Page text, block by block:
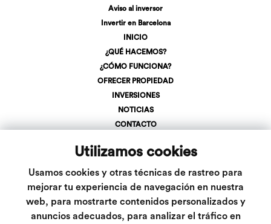
Utilizamos cookies
Usamos cookies y otras técnicas de rastreo para
mejorar tu experiencia de navegación en nuestra
web, para mostrarte contenidos personalizados y
anuncios adecuados, para analizar el tráfico en
Aviso al inversor
Invertir en Barcelona
INICIO
¿QUÉ HACEMOS?
¿CÓMO FUNCIONA?
OFRECER PROPIEDAD
INVERSIONES
NOTICIAS
CONTACTO
LOGIN
+34 623 107 275
info@inveslar.com